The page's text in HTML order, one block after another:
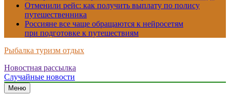
Отменили рейс: как получить выплату по полису
путешественника
Россияне все чаще обращаются к нейросетям
при подготовке к путешествиям
Рыбалка туризм отдых
Новостная рассылка
Случайные новости
Меню